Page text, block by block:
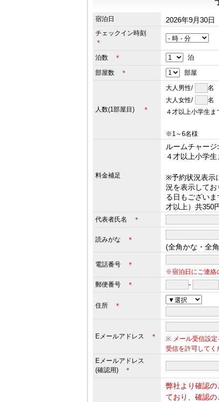
宿泊日 2026年9月30日
チェックイン時刻
＊
泊数 ＊ 泊
部屋数 ＊ 部屋
人数(1部屋目) ＊
大人男性/
大人女性/
４才以上小学生
※1～6名様
料金補足
ルームチャージ
４才以上小学
※予約状況表示
況を表示して
る日もござい
才以上）共350
代表者氏名 ＊
読みがな ＊
(全角かな・全
電話番号
＊
※宿泊日にご連絡
郵便番号
＊ -
住所 ＊
Eメールアドレス ＊
※ メール受信設定
受信を許可してく
Eメールアドレス
(確認用)
＊
弊社より確認
ており、確認